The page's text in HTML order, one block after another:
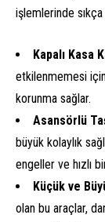
işlemlerinde
Kapalı Kasa
etkilenmemesi
korunma sağlar.
Asansörlü
büyük kolaylık
engeller ve hızlı
Küçük ve
olan bu araçlar,